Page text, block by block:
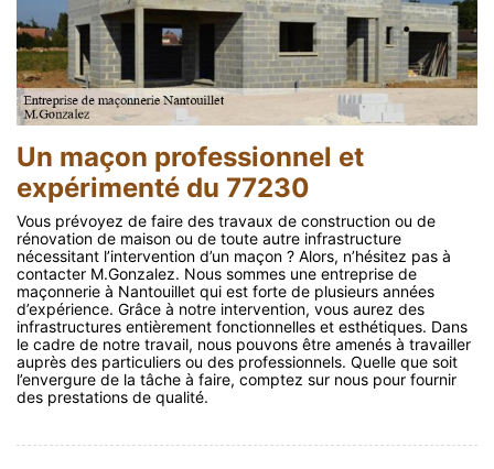
Un maçon professionnel et
expérimenté du 77230
Vous prévoyez de faire des travaux de construction ou de
rénovation de maison ou de toute autre infrastructure
nécessitant l’intervention d’un maçon ? Alors, n’hésitez pas à
contacter M.Gonzalez. Nous sommes une entreprise de
maçonnerie à Nantouillet qui est forte de plusieurs années
d’expérience. Grâce à notre intervention, vous aurez des
infrastructures entièrement fonctionnelles et esthétiques. Dans
le cadre de notre travail, nous pouvons être amenés à travailler
auprès des particuliers ou des professionnels. Quelle que soit
l’envergure de la tâche à faire, comptez sur nous pour fournir
des prestations de qualité.